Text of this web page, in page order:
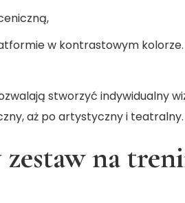
w kontrastowym kolorze.
stworzyć indywidualny
aż po artystyczny i teatralny.
na